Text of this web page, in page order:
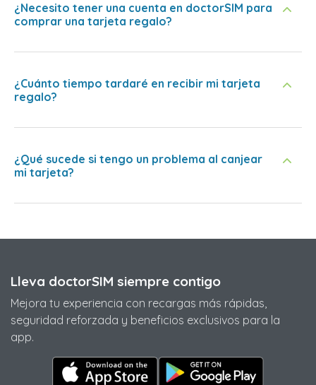
¿Necesito tener una cuenta en doctorSIM para
comprar una tarjeta regalo?
¿Cuánto tiempo tardaré en recibir mi tarjeta
regalo?
¿Qué sucede si tengo un problema al canjear
mi tarjeta?
Lleva doctorSIM siempre contigo
Mejora tu experiencia con recargas más rápidas,
seguridad reforzada y beneficios exclusivos para la
app.